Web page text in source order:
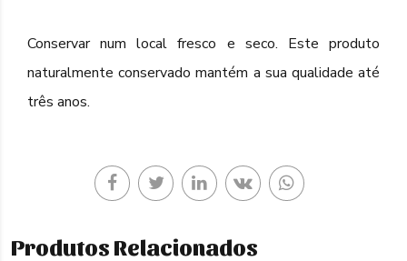
Conservar num local fresco e seco. Este produto
naturalmente conservado mantém a sua qualidade até
três anos.
Produtos Relacionados